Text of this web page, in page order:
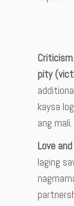
Criticism
pity
kaysa
ang
Love
laging